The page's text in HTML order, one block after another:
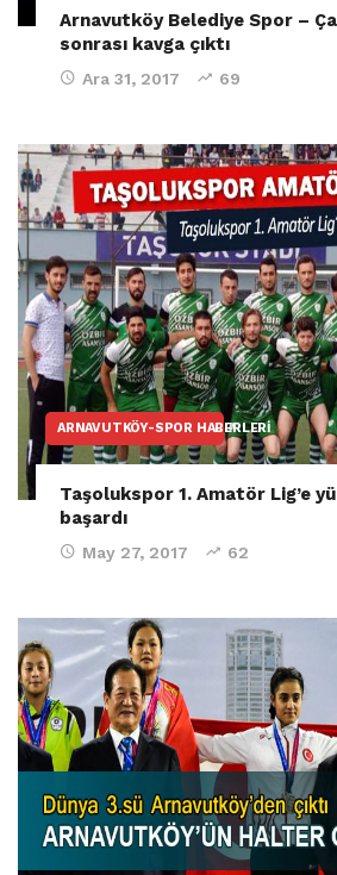
Arnavutköy Belediye Spor –
sonrası kavga çıktı
Ara 31, 2017 69
ARNAVUTKÖY-SPOR HABERLERI
Taşolukspor 1. Amatör Lig’e
başardı
May 27, 2017 62